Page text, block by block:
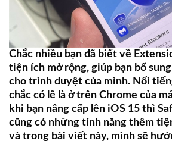
Chắc nhiều bạn đã biết về
tiện ích mở rộng, giúp bạn bổ
cho trình duyệt của mình. Nổi
chắc có lẽ là ở trên Chrome của
khi bạn nâng cấp lên iOS 15 thì
cũng có những tính năng thêm
và trong bài viết này, mình sẽ